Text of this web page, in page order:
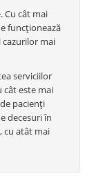
Cu cât mai
funcţionează
mai
serviciilor
cât este mai
pacienţi
decesuri în
cu atât mai